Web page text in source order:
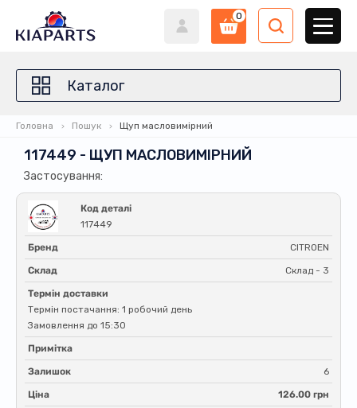
0
Каталог
Головна Пошук Щуп масловимірний
117449 - ЩУП МАСЛОВИМІРНИЙ
Застосування:
Код деталі
117449
Бренд CITROEN
Склад Склад - 3
Термін доставки
Термін постачання: 1 робочий день
Замовлення до 15:30
Примітка
Залишок 6
Ціна 126.00 грн